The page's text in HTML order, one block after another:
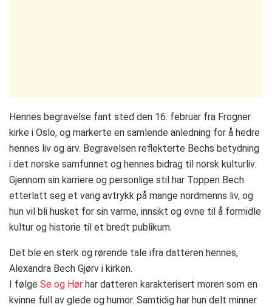
Hennes begravelse fant sted den 16. februar fra Frogner
kirke i Oslo, og markerte en samlende anledning for å hedre
hennes liv og arv. Begravelsen reflekterte Bechs betydning
i det norske samfunnet og hennes bidrag til norsk kulturliv.
Gjennom sin karriere og personlige stil har Toppen Bech
etterlatt seg et varig avtrykk på mange nordmenns liv, og
hun vil bli husket for sin varme, innsikt og evne til å formidle
kultur og historie til et bredt publikum.
Det ble en sterk og rørende tale ifra datteren hennes,
Alexandra Bech Gjørv i kirken.
I følge Se og Hør har datteren karakterisert moren som en
kvinne full av glede og humor. Samtidig har hun delt minner